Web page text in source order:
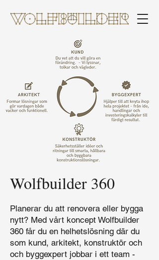
Wolfbuilder 360
Planerar du att renovera eller bygga
nytt? Med vårt koncept Wolfbuilder
360 får du en helhetslösning där du
som kund, arkitekt, konstruktör och
och byggexpert jobbar i ett team -